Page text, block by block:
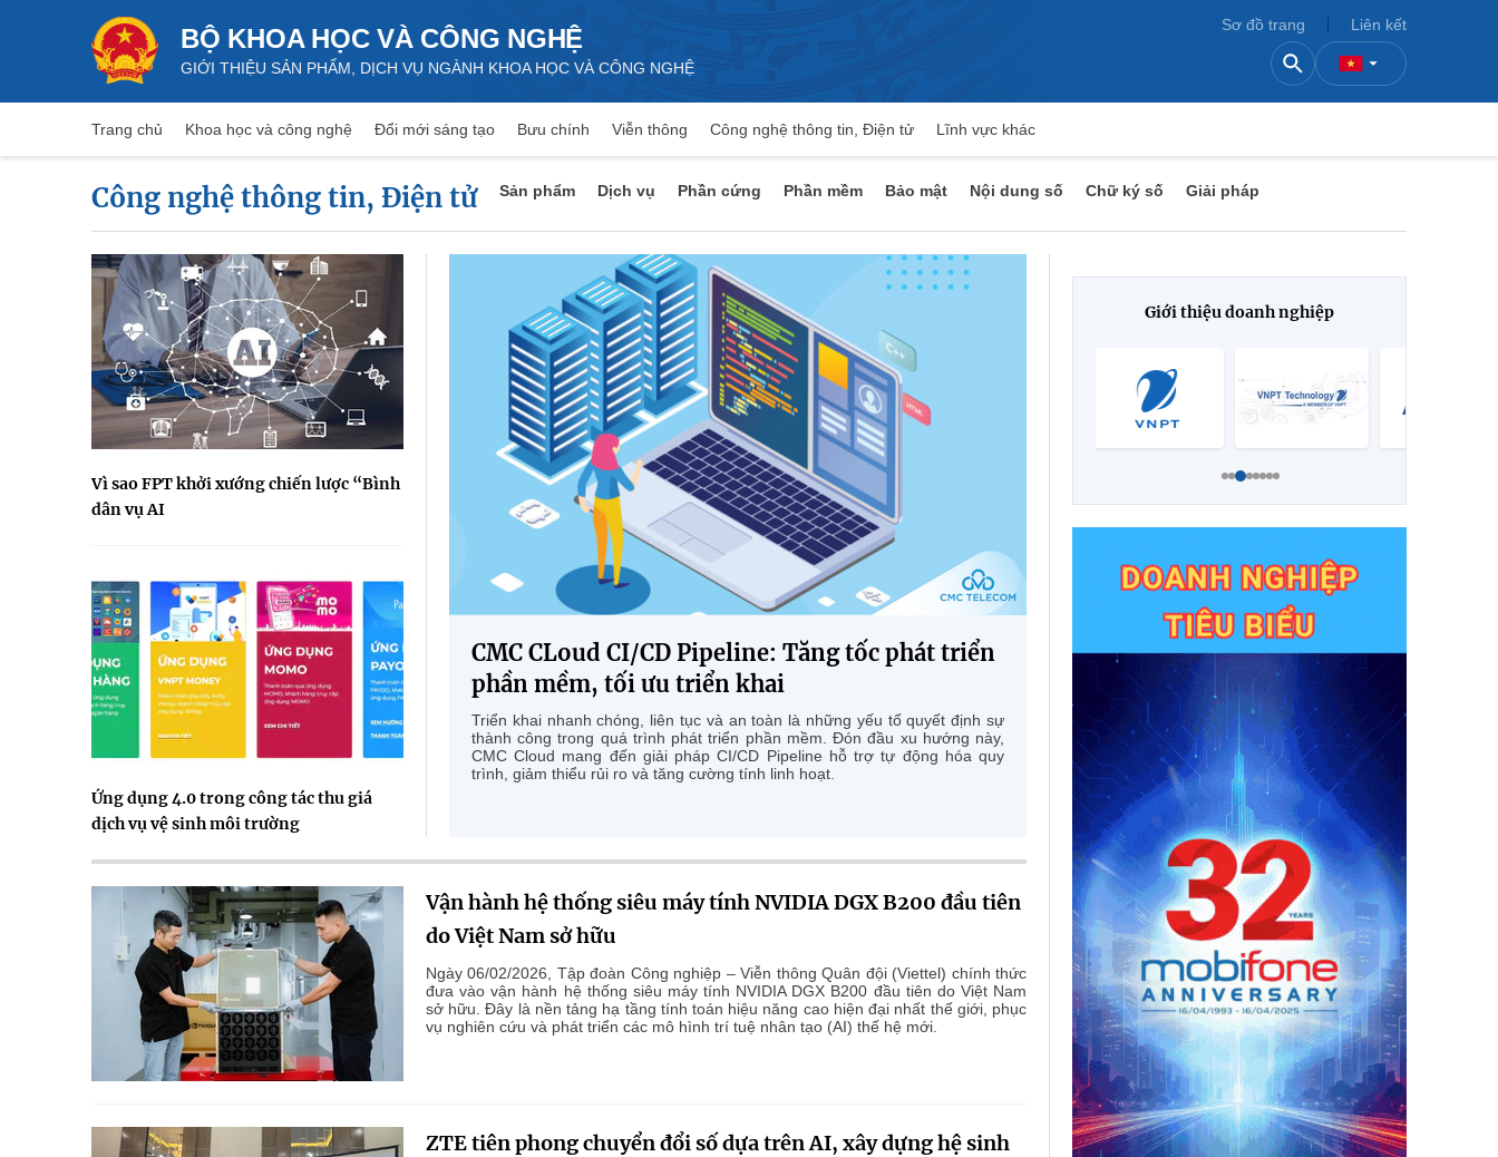
BỘ KHOA HỌC VÀ CÔNG NGHỆ
GIỚI THIỆU SẢN PHẨM, DỊCH VỤ NGÀNH KHOA HỌC VÀ CÔNG NGHỆ
Sơ đồ trang Liên kết
Trang chủ Khoa học và công nghệ Đổi mới sáng tạo Bưu chính Viễn thông Công nghệ thông tin, Điện tử Lĩnh vực khác
Công nghệ thông tin, Điện tử Sản phẩm Dịch vụ Phần cứng Phần mềm Bảo mật Nội dung số Chữ ký số Giải pháp
Vì sao FPT khởi xướng chiến lược “Bình
dân vụ AI
Ứng dụng 4.0 trong công tác thu giá
dịch vụ vệ sinh môi trường
CMC CLoud CI/CD Pipeline: Tăng tốc phát triển
phần mềm, tối ưu triển khai
Triển khai nhanh chóng, liên tục và an toàn là những yếu tố quyết định sự
thành công trong quá trình phát triển phần mềm. Đón đầu xu hướng này,
CMC Cloud mang đến giải pháp CI/CD Pipeline hỗ trợ tự động hóa quy
trình, giảm thiểu rủi ro và tăng cường tính linh hoạt.
Vận hành hệ thống siêu máy tính NVIDIA DGX B200 đầu tiên
do Việt Nam sở hữu
Ngày 06/02/2026, Tập đoàn Công nghiệp – Viễn thông Quân đội (Viettel) chính thức
đưa vào vận hành hệ thống siêu máy tính NVIDIA DGX B200 đầu tiên do Việt Nam
sở hữu. Đây là nền tảng hạ tầng tính toán hiệu năng cao hiện đại nhất thế giới, phục
vụ nghiên cứu và phát triển các mô hình trí tuệ nhân tạo (AI) thế hệ mới.
ZTE tiên phong chuyển đổi số dựa trên AI, xây dựng hệ sinh
Giới thiệu doanh nghiệp